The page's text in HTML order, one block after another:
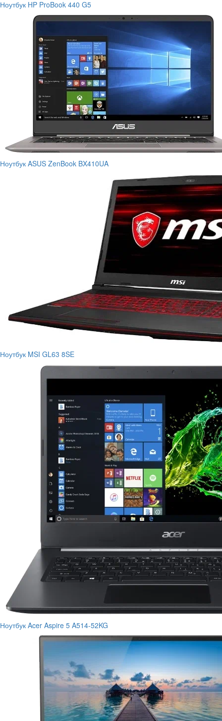
Ноутбук HP ProBook 440 G5
Ноутбук ASUS ZenBook BX410UA
Ноутбук MSI GL63 8SE
Ноутбук Acer Aspire 5 A514-52KG